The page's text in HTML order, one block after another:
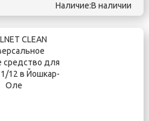
Наличие:В наличии